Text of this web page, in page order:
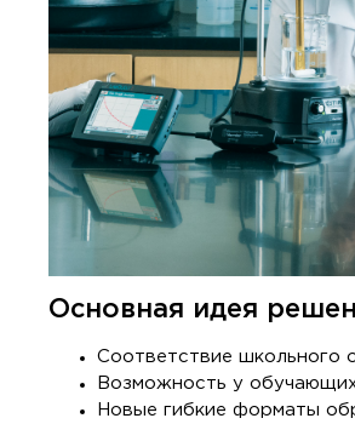
Основная идея
Соответствие школьного
Возможность у
Новые гибкие форматы